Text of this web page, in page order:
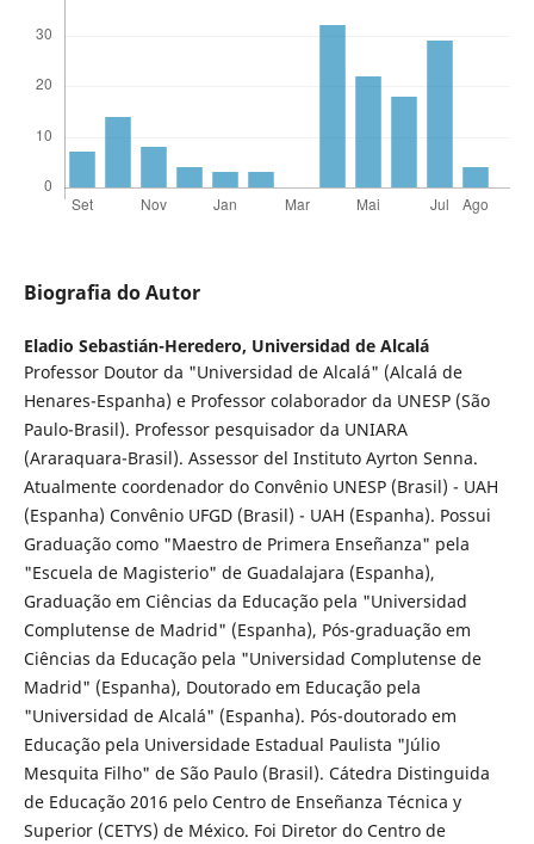
Biografia do Autor
Eladio Sebastián-Heredero, Universidad de Alcalá
Professor Doutor da "Universidad de Alcalá" (Alcalá de
Henares-Espanha) e Professor colaborador da UNESP (São
Paulo-Brasil). Professor pesquisador da UNIARA
(Araraquara-Brasil). Assessor del Instituto Ayrton Senna.
Atualmente coordenador do Convênio UNESP (Brasil) - UAH
(Espanha) Convênio UFGD (Brasil) - UAH (Espanha). Possui
Graduação como "Maestro de Primera Enseñanza" pela
"Escuela de Magisterio" de Guadalajara (Espanha),
Graduação em Ciências da Educação pela "Universidad
Complutense de Madrid" (Espanha), Pós-graduação em
Ciências da Educação pela "Universidad Complutense de
Madrid" (Espanha), Doutorado em Educação pela
"Universidad de Alcalá" (Espanha). Pós-doutorado em
Educação pela Universidade Estadual Paulista "Júlio
Mesquita Filho" de São Paulo (Brasil). Cátedra Distinguida
de Educação 2016 pelo Centro de Enseñanza Técnica y
Superior (CETYS) de México. Foi Diretor do Centro de